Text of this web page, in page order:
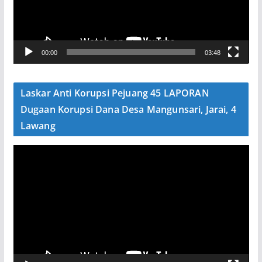
V
e
00:00 03:48
Laskar Anti Korupsi Pejuang 45 LAPORAN
Dugaan Korupsi Dana Desa Mangunsari, Jarai, 4
Lawang
V